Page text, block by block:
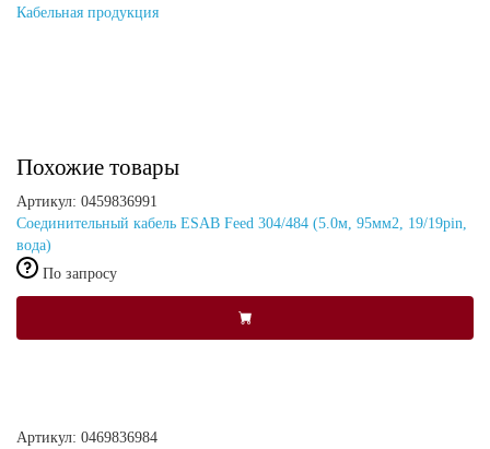
Кабельная продукция
Похожие товары
Артикул: 0459836991
Соединительный кабель ESAB Feed 304/484 (5.0м, 95мм2, 19/19pin,
вода)
По запросу
Артикул: 0469836984